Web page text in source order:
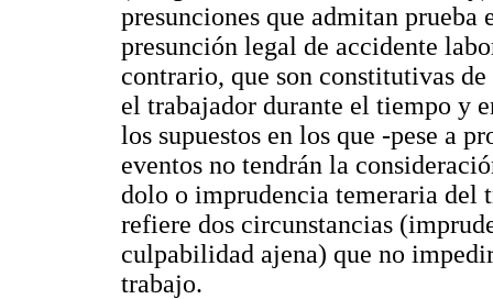
presunciones que admitan
presunción legal de accidente
contrario, que son constitutivas
el trabajador durante el tiempo y
los supuestos en los que -pese a
eventos no tendrán la
dolo o imprudencia temeraria del
refiere dos circunstancias
culpabilidad ajena) que no
trabajo.